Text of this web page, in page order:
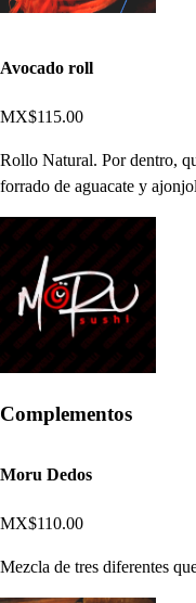
Avocado roll
MX$115.00
Rollo Natural. Por dentro,
forrado de aguacate y
Complementos
Moru Dedos
MX$110.00
Mezcla de tres diferentes